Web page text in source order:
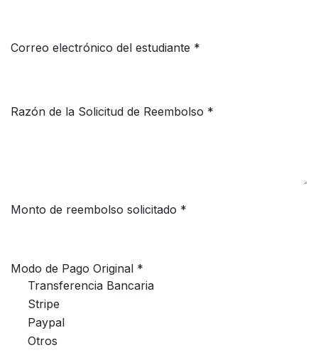
Correo electrónico del estudiante *
Razón de la Solicitud de Reembolso *
Monto de reembolso solicitado *
Modo de Pago Original *
Transferencia Bancaria
Stripe
Paypal
Otros